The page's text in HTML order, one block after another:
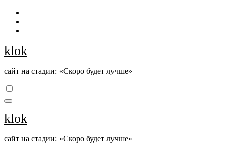
Перейти
содержанию
klok
сайт на стадии: «Скоро будет лучше»
klok
сайт на стадии: «Скоро будет лучше»